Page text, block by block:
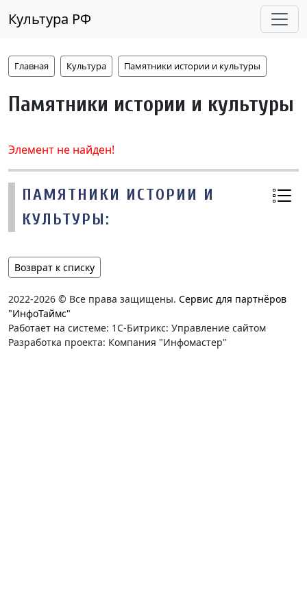
Культура РФ
Главная Культура Памятники истории и культуры
Памятники истории и культуры
Элемент не найден!
ПАМЯТНИКИ ИСТОРИИ И
КУЛЬТУРЫ:
Возврат к списку
2022-2026 © Все права защищены. Сервис для партнёров
"ИнфоТаймс"
Работает на системе: 1С-Битрикс: Управление сайтом
Разработка проекта: Компания "Инфомастер"